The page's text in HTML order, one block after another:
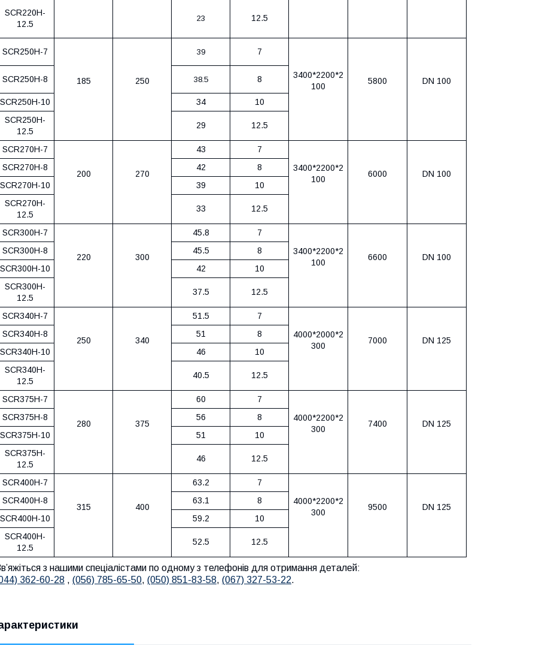
SCR220H-
12.5
23 12.5
SCR250H-7
185 250
39 7
3400*2200*2
100
5800 DN 100
SCR250H-8 38.5 8
SCR250H-10 34
10
SCR250H-
12.5
29 12.5
SCR270H-7
200 270
43
7
3400*2200*2
100
6000 DN 100
SCR270H-8 42
8
SCR270H-10
39
10
SCR270H-
12.5
33 12.5
SCR300H-7
220 300
45.8
7
3400*2200*2
100
6600 DN 100
SCR300H-8 45.5
8
SCR300H-10
42
10
SCR300H-
12.5
37.5 12.5
SCR340H-7
250 340
51.5
7
4000*2000*2
300
7000 DN 125
SCR340H-8 51
8
SCR340H-10
46
10
SCR340H-
12.5
40.5 12.5
SCR375H-7
280 375
60
7
4000*2200*2
300
7400 DN 125
SCR375H-8 56
8
SCR375H-10
51
10
SCR375H-
12.5
46 12.5
SCR400H-7
315 400
63.2
7
4000*2200*2
300
9500 DN 125
SCR400H-8 63.1
8
SCR400H-10
59.2
10
SCR400H-
12.5
52.5 12.5
з нашими спеціалістами по одному з телефонів для отримання деталей:
362-60-28 , (056) 785-65-50, (050) 851-83-58, (067) 327-53-22.